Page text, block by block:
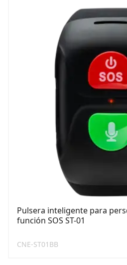
Pulsera inteligente para
función SOS ST-01
CNE-ST01BB